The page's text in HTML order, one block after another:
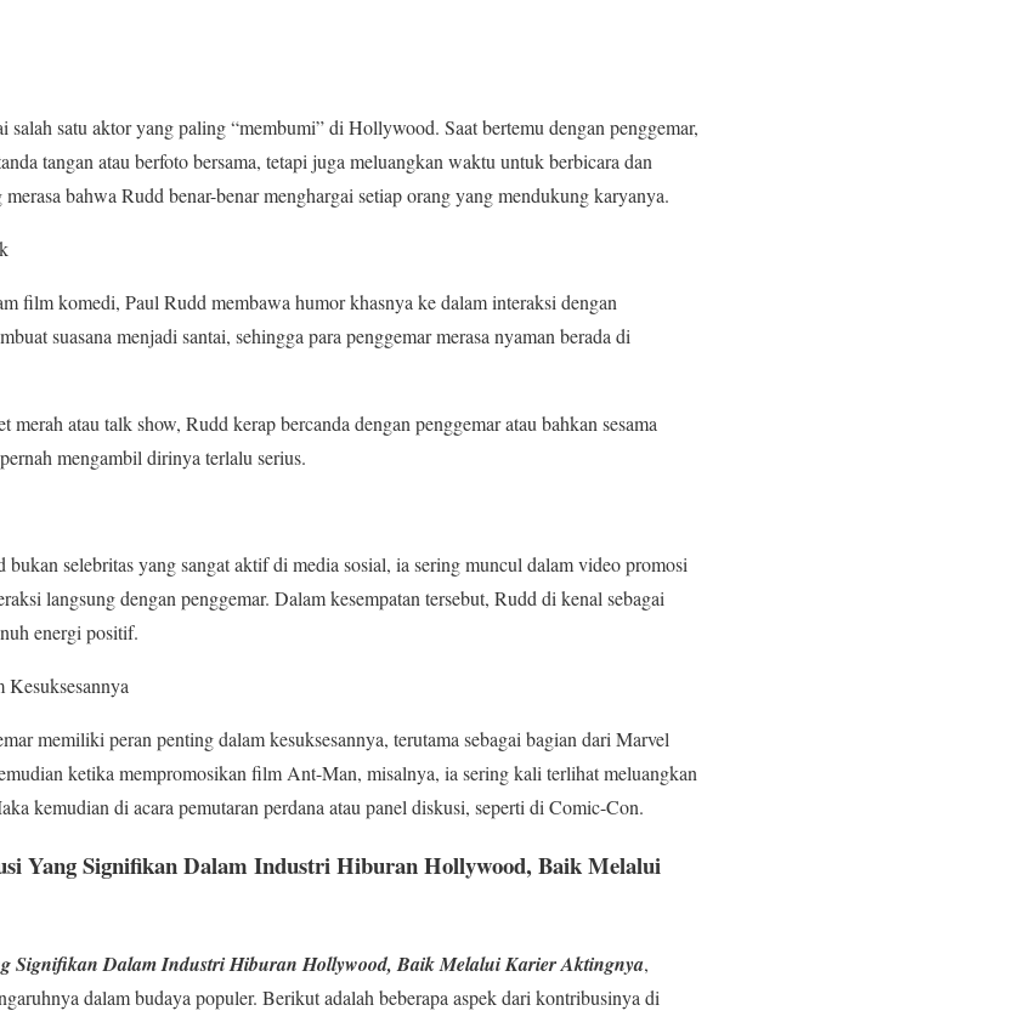
salah satu aktor yang paling “membumi” di Hollywood. Saat bertemu dengan penggemar,
tangan atau berfoto bersama, tetapi juga meluangkan waktu untuk berbicara dan
bahwa Rudd benar-benar menghargai setiap orang yang mendukung karyanya.
film komedi, Paul Rudd membawa humor khasnya ke dalam interaksi dengan
suasana menjadi santai, sehingga para penggemar merasa nyaman berada di
merah atau talk show, Rudd kerap bercanda dengan penggemar atau bahkan sesama
mengambil dirinya terlalu serius.
selebritas yang sangat aktif di media sosial, ia sering muncul dalam video promosi
langsung dengan penggemar. Dalam kesempatan tersebut, Rudd di kenal sebagai
energi positif.
Kesuksesannya
memiliki peran penting dalam kesuksesannya, terutama sebagai bagian dari Marvel
ketika mempromosikan film Ant-Man, misalnya, ia sering kali terlihat meluangkan
kemudian di acara pemutaran perdana atau panel diskusi, seperti di Comic-Con.
Yang Signifikan Dalam Industri Hiburan Hollywood, Baik Melalui
Signifikan Dalam Industri Hiburan Hollywood, Baik Melalui Karier Aktingnya,
dalam budaya populer. Berikut adalah beberapa aspek dari kontribusinya di